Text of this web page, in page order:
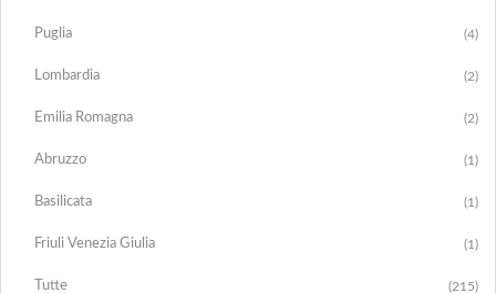
Puglia (4)
Lombardia (2)
Emilia Romagna (2)
Abruzzo (1)
Basilicata (1)
Friuli Venezia Giulia (1)
Tutte (215)